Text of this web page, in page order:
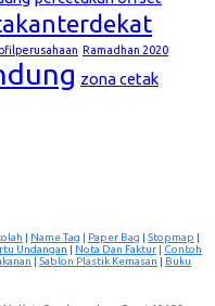
Ramadhan 2020
zona cetak
Name Tag Paper Bag Stopmap
Undangan Nota Dan Faktur
Contoh
Sablon Plastik Kemasan
Buku